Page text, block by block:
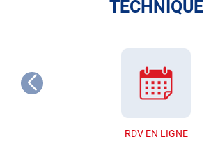
TECHNIQUE
RDV EN LIGNE